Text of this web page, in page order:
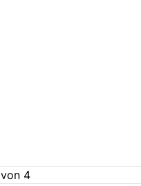
von 4